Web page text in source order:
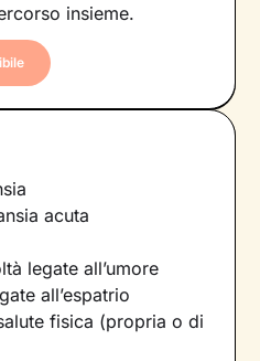
insieme.
acuta
legate all’umore
all’espatrio
fisica (propria o di